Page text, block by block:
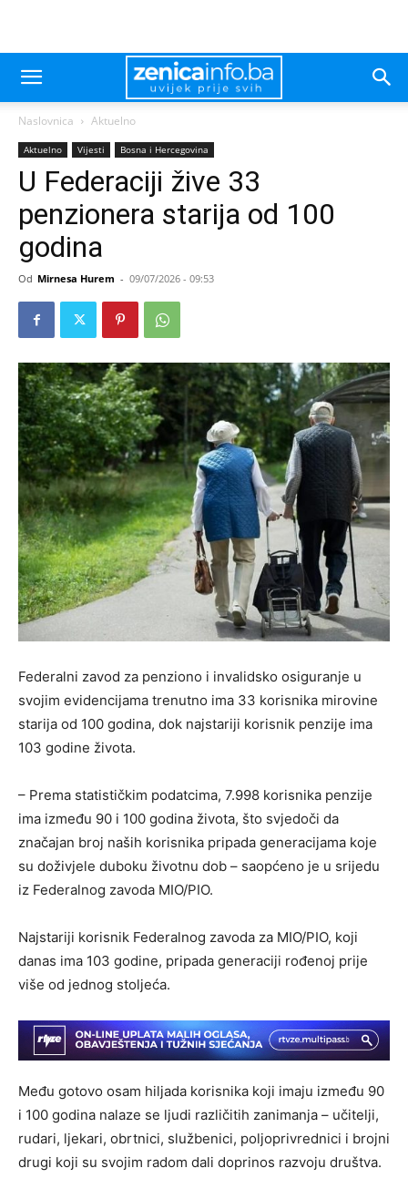
Naslovnica Aktuelno
Aktuelno Vijesti Bosna i Hercegovina
U Federaciji žive 33
penzionera starija od 100
godina
Od Mirnesa Hurem - 09/07/2026 - 09:53
Federalni zavod za penziono i invalidsko osiguranje u
svojim evidencijama trenutno ima 33 korisnika mirovine
starija od 100 godina, dok najstariji korisnik penzije ima
103 godine života.
– Prema statističkim podatcima, 7.998 korisnika penzije
ima između 90 i 100 godina života, što svjedoči da
značajan broj naših korisnika pripada generacijama koje
su doživjele duboku životnu dob – saopćeno je u srijedu
iz Federalnog zavoda MIO/PIO.
Najstariji korisnik Federalnog zavoda za MIO/PIO, koji
danas ima 103 godine, pripada generaciji rođenoj prije
više od jednog stoljeća.
Među gotovo osam hiljada korisnika koji imaju između 90
i 100 godina nalaze se ljudi različitih zanimanja – učitelji,
rudari, ljekari, obrtnici, službenici, poljoprivrednici i brojni
drugi koji su svojim radom dali doprinos razvoju društva.